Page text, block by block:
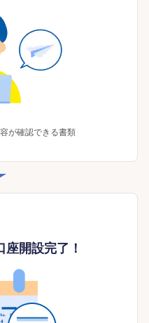
が確認できる書類
開設完了！